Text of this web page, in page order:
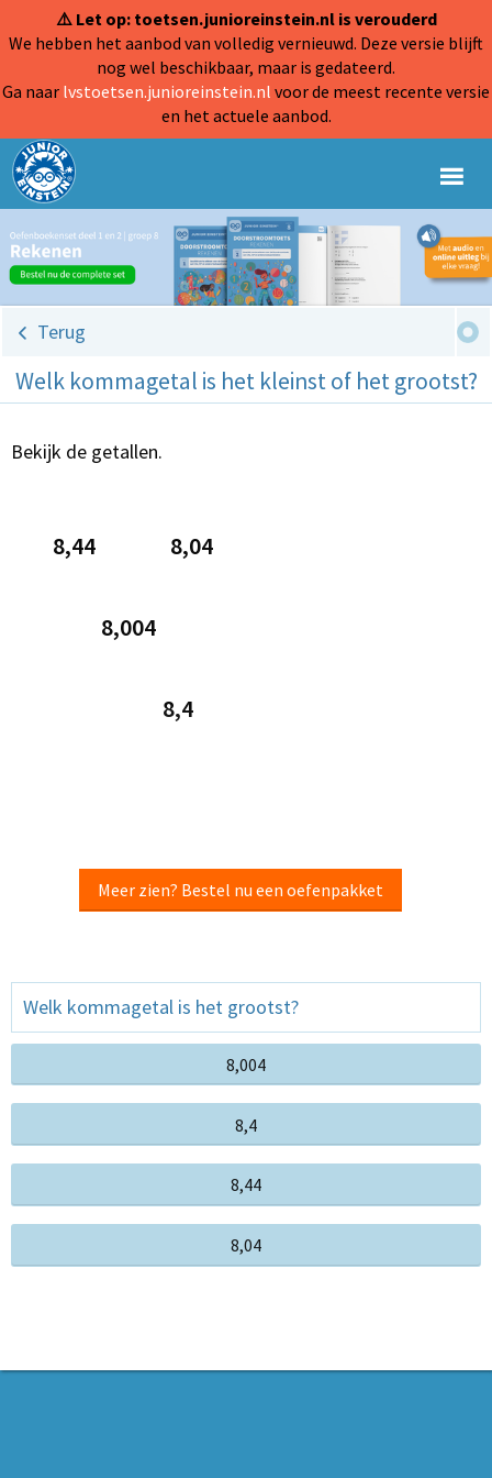
⚠️ Let op: toetsen.junioreinstein.nl is verouderd
We hebben het aanbod van volledig vernieuwd. Deze versie blijft
nog wel beschikbaar, maar is gedateerd.
Ga naar lvstoetsen.junioreinstein.nl voor de meest recente versie
en het actuele aanbod.
Terug
Welk kommagetal is het kleinst of het grootst?
Bekijk de getallen.
8,44 8,04
8,004
8,4
Meer zien? Bestel nu een oefenpakket
Welk kommagetal is het grootst?
8,004
8,4
8,44
8,04